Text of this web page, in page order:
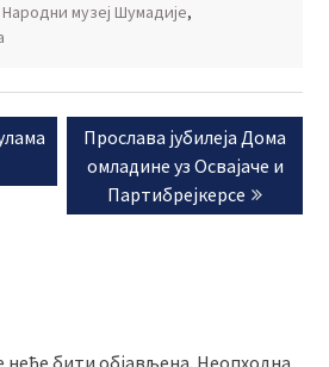
Народни музеј Шумадије,
Next
post:
Прослава јубилеја Дома
омладине уз Освајаче и
Партибрејкерсе
бити објављена. Неопходна